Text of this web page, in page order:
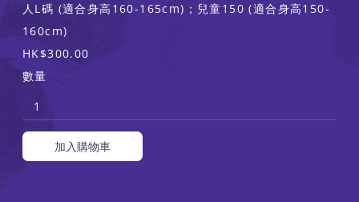
人L碼 (適合身高160-165cm)；兒童150 (適合身高150-
160cm)
HK$300.00
數量
加入購物車